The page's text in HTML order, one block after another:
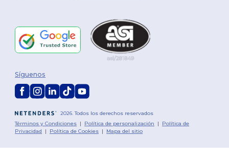
2026. Todos los derechos reservados
Términos y Condiciones | Política de personalización | Política de
Privacidad | Política de Cookies | Mapa del sitio
Síguenos